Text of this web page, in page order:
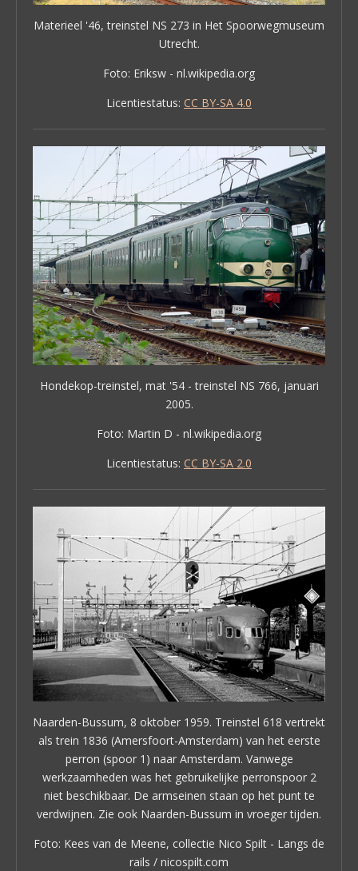
Materieel '46, treinstel NS 273 in Het Spoorwegmuseum
Utrecht.
Foto: Eriksw - nl.wikipedia.org
Licentiestatus: CC BY-SA 4.0
Hondekop-treinstel, mat '54 - treinstel NS 766, januari
2005.
Foto: Martin D - nl.wikipedia.org
Licentiestatus: CC BY-SA 2.0
Naarden-Bussum, 8 oktober 1959. Treinstel 618 vertrekt
als trein 1836 (Amersfoort-Amsterdam) van het eerste
perron (spoor 1) naar Amsterdam. Vanwege
werkzaamheden was het gebruikelijke perronspoor 2
niet beschikbaar. De armseinen staan op het punt te
verdwijnen. Zie ook Naarden-Bussum in vroeger tijden.
Foto: Kees van de Meene, collectie Nico Spilt - Langs de
rails / nicospilt.com